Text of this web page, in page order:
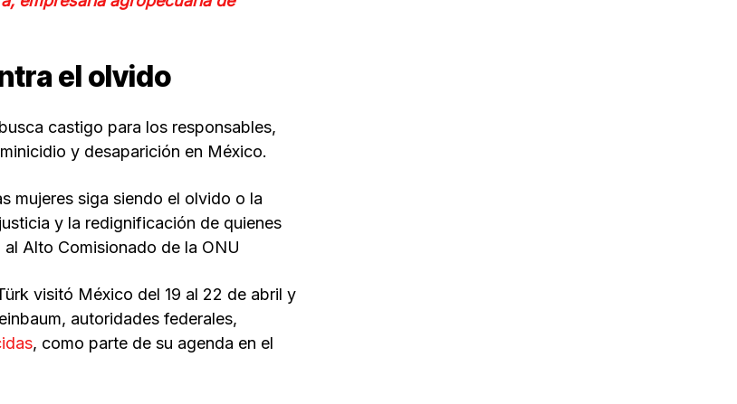
el olvido
castigo para los responsables,
y desaparición en México.
mujeres siga siendo el olvido o la
y la redignificación de quienes
Alto Comisionado de la ONU
visitó México del 19 al 22 de abril y
autoridades federales,
, como parte de su agenda en el